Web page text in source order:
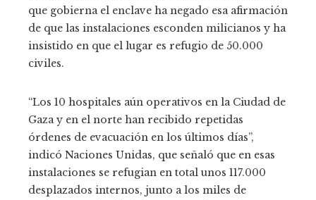
que gobierna el enclave ha negado esa afirmación
de que las instalaciones esconden milicianos y ha
insistido en que el lugar es refugio de 50.000
civiles.
“Los 10 hospitales aún operativos en la Ciudad de
Gaza y en el norte han recibido repetidas
órdenes de evacuación en los últimos días”,
indicó Naciones Unidas, que señaló que en esas
instalaciones se refugian en total unos 117.000
desplazados internos, junto a los miles de